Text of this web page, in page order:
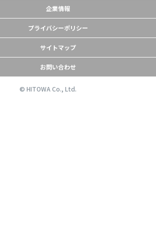
企業情報
プライバシーポリシー
サイトマップ
お問い合わせ
© HITOWA Co., Ltd.